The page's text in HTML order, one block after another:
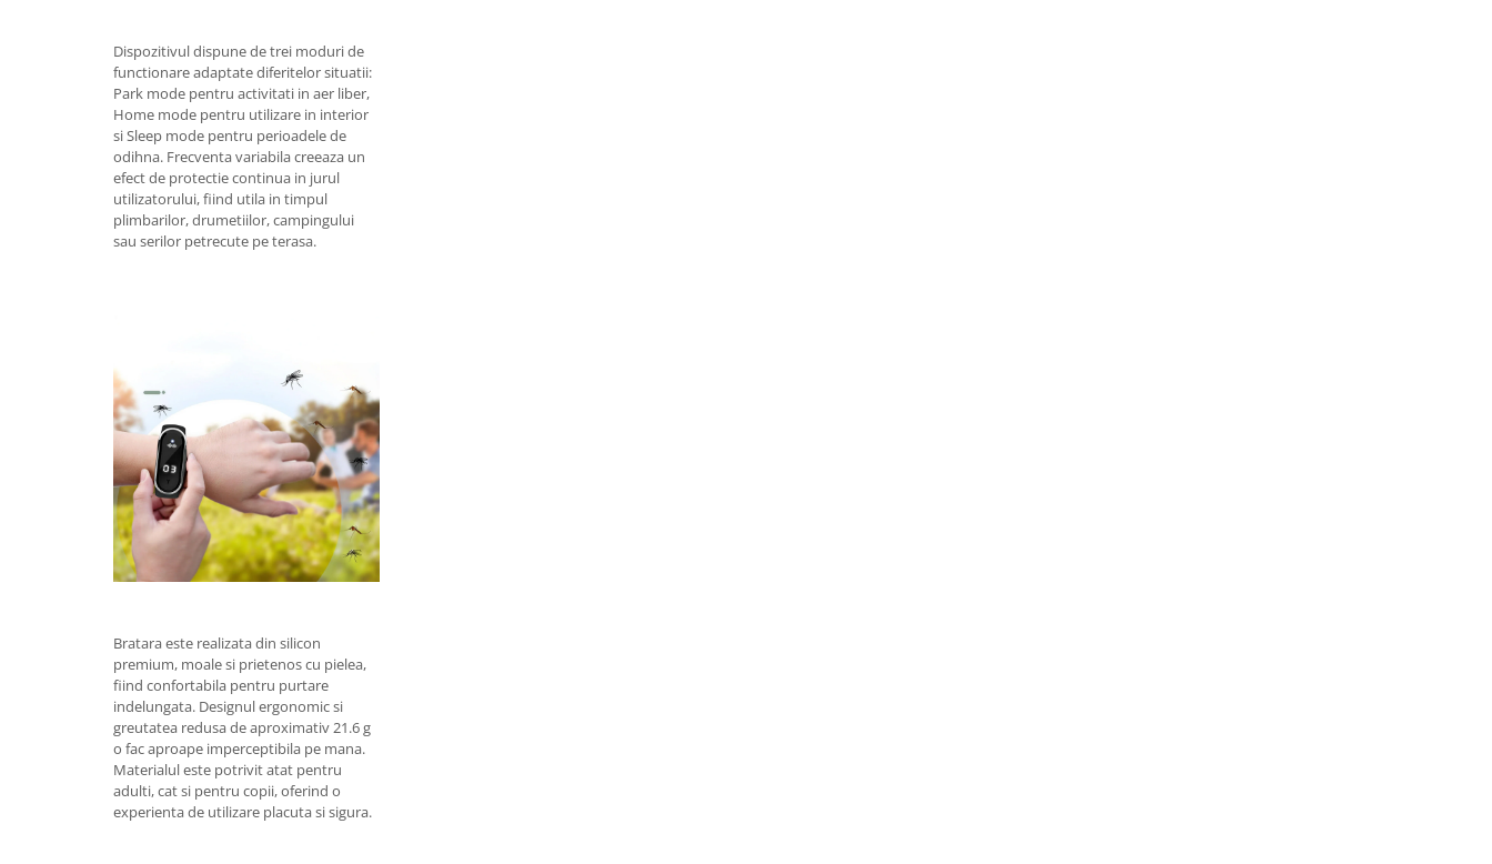
Dispozitivul dispune de trei moduri de
functionare adaptate diferitelor situatii:
Park mode pentru activitati in aer liber,
Home mode pentru utilizare in interior
si Sleep mode pentru perioadele de
odihna. Frecventa variabila creeaza un
efect de protectie continua in jurul
utilizatorului, fiind utila in timpul
plimbarilor, drumetiilor, campingului
sau serilor petrecute pe terasa.
Bratara este realizata din silicon
premium, moale si prietenos cu pielea,
fiind confortabila pentru purtare
indelungata. Designul ergonomic si
greutatea redusa de aproximativ 21.6 g
o fac aproape imperceptibila pe mana.
Materialul este potrivit atat pentru
adulti, cat si pentru copii, oferind o
experienta de utilizare placuta si sigura.